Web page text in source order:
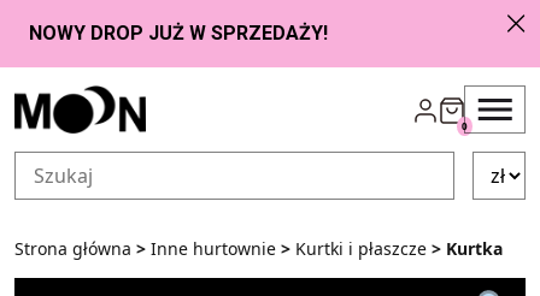
Przejdź do zawartości
0
Strona główna > Inne hurtownie > Kurtki i płaszcze > Kurtka